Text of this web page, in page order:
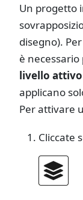
Un progetto
disegno).
è
livello attivo
applicano
Per attivare
Cliccate